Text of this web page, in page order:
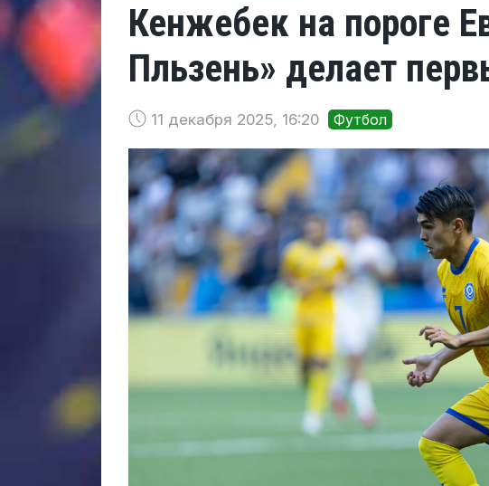
Кенжебек на пороге
Пльзень» делает
11 декабря 2025, 16:20 Футбол